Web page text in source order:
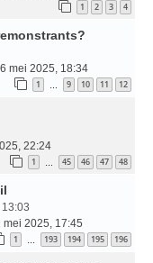
1 2 3 4
mei 2025, 18:34
1 … 9 10 11 12
22:24
1 … 45 46 47 48
mei 2025, 17:45
1 … 193 194 195 196